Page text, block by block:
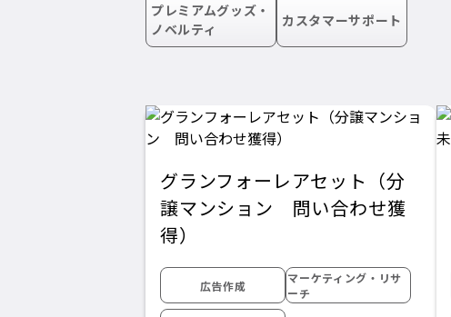
プレミアムグッズ・
ノベルティ
カスタマーサポート
グランフォーレアセット（分
譲マンション 問い合わせ獲
得）
広告作成
マーケティング・リサ
ーチ